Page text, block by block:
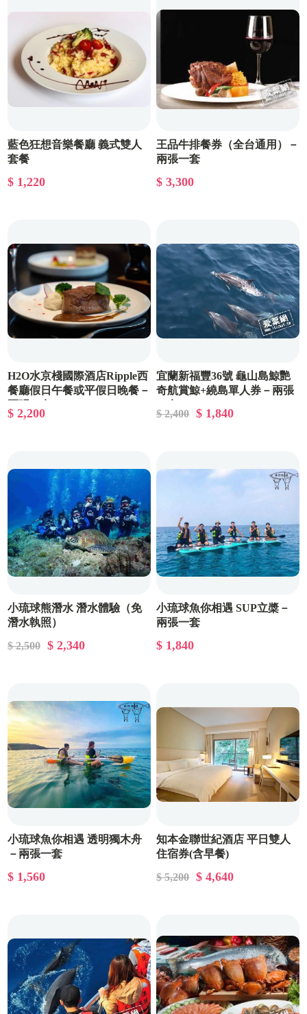
藍色狂想音樂餐廳 義式雙人
套餐
$ 1,220
王品牛排餐券（全台通用）－
兩張一套
$ 3,300
H2O水京棧國際酒店Ripple西
餐廳假日午餐或平假日晚餐－
$ 2,200
宜蘭新福豐36號 龜山島鯨艷
奇航賞鯨+繞島單人券－兩張
$ 2,400 $ 1,840
小琉球熊潛水 潛水體驗（免
潛水執照）
$ 2,500
$ 2,340
小琉球魚你相遇 SUP立槳－
兩張一套
$ 1,840
小琉球魚你相遇 透明獨木舟
－兩張一套
$ 1,560
知本金聯世紀酒店 平日雙人
住宿券(含早餐)
$ 5,200
$ 4,640